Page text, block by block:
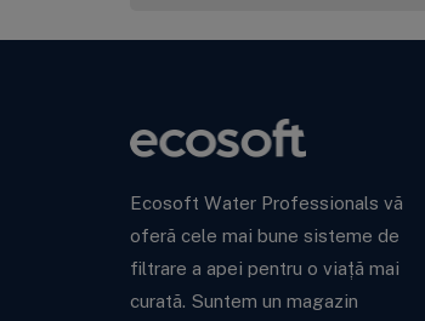
Ecosoft Water Professionals vă
oferă cele mai bune sisteme de
filtrare a apei pentru o viață mai
curată. Suntem un magazin